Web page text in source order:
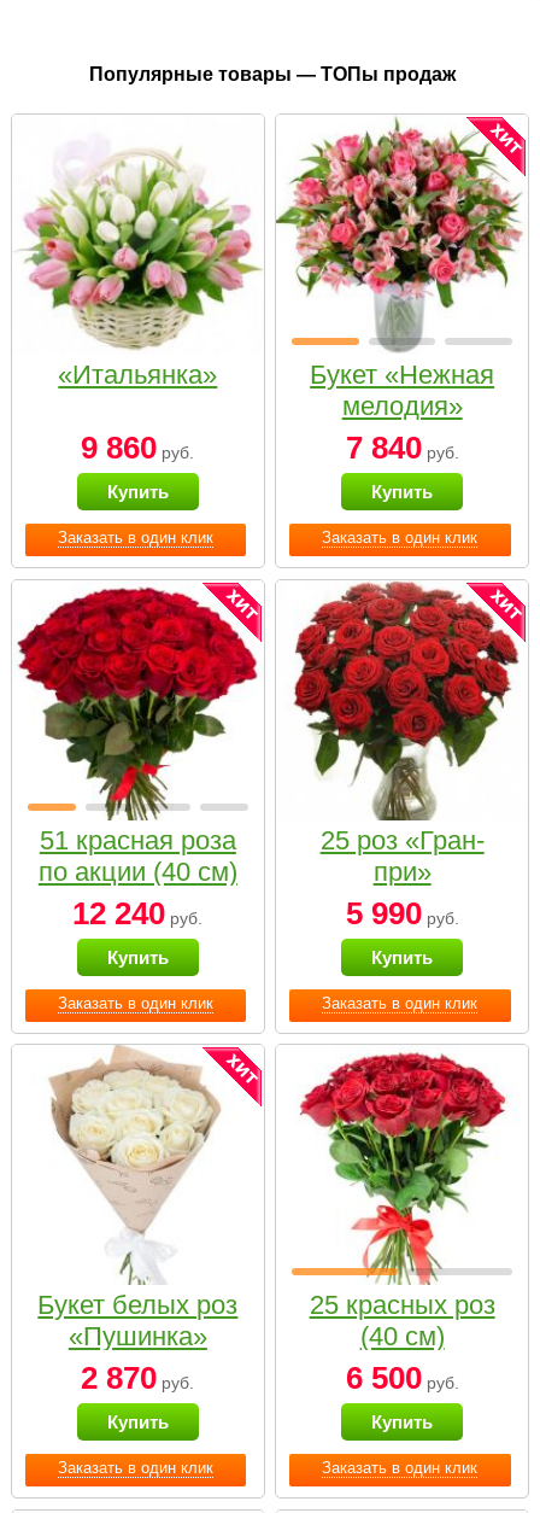
Популярные товары — ТОПы продаж
Заказать в один клик
«Итальянка»
9 860 руб.
Купить
Заказать в один клик
Букет «Нежная
мелодия»
7 840руб.
Купить
Заказать в один клик
51 красная роза
по акции (40 см)
12 240 руб.
Купить
Заказать в один клик
25 роз «Гран-
при»
5 990руб.
Купить
Заказать в один клик
Букет белых роз
«Пушинка»
2 870 руб.
Купить
Заказать в один клик
25 красных роз
(40 см)
6 500руб.
Купить